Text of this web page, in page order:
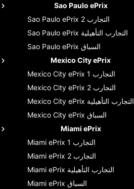
Sao Paulo ePrix
Sao Paulo ePrix
التجارب 2
Sao Paulo ePrix التجارب التأهيلية
Sao Paulo ePrix السباق
Mexico City ePrix
Mexico City ePrix
التجارب 1
Mexico City ePrix
التجارب 2
Mexico City ePrix التجارب التأهيلية
Mexico City ePrix السباق
Miami ePrix
Miami ePrix
التجارب 1
Miami ePrix
التجارب 2
Miami ePrix التجارب التأهيلية
Miami ePrix السباق